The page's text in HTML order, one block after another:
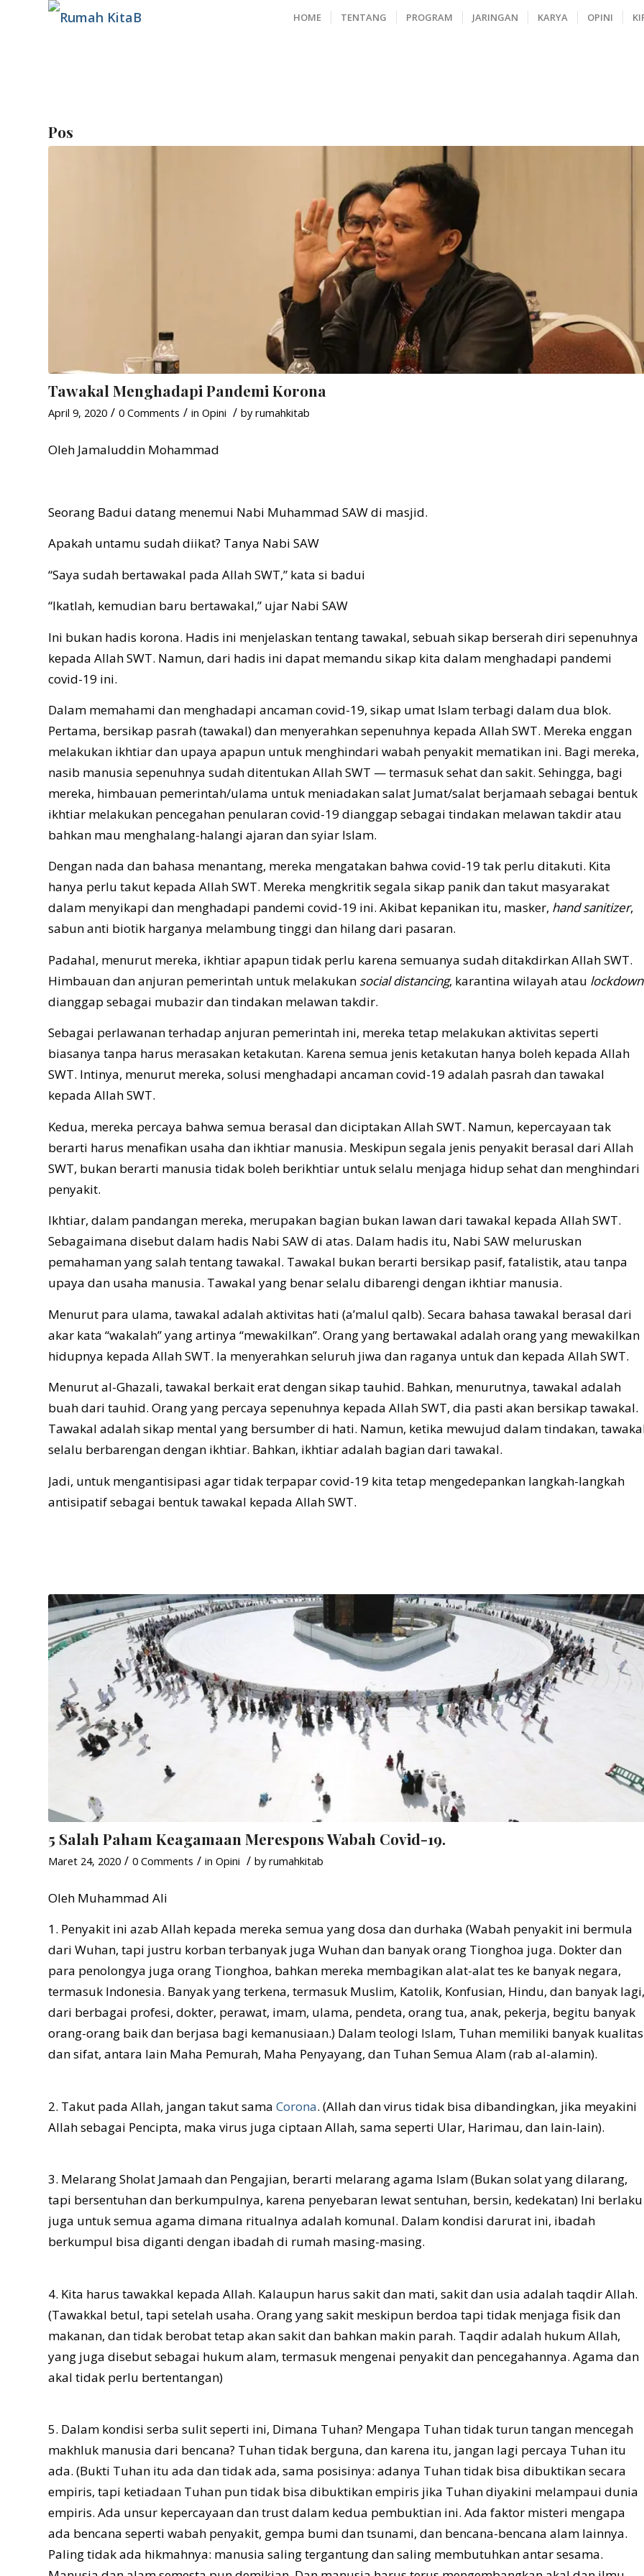
HOME TENTANG PROGRAM JARINGAN KARYA OPINI
Pos
Tawakal Menghadapi Pandemi Korona
April 9, 2020 / 0 Comments / in Opini / byrumahkitab
Oleh Jamaluddin Mohammad
Seorang Badui datang menemui Nabi Muhammad SAW di masjid.
Apakah untamu sudah diikat? Tanya Nabi SAW
“Saya sudah bertawakal pada Allah SWT,” kata si badui
“Ikatlah, kemudian baru bertawakal,” ujar Nabi SAW
Ini bukan hadis korona. Hadis ini menjelaskan tentang tawakal, sebuah sikap berserah diri sepenuhnya
kepada Allah SWT. Namun, dari hadis ini dapat memandu sikap kita dalam menghadapi pandemi
covid-19 ini.
Dalam memahami dan menghadapi ancaman covid-19, sikap umat Islam terbagi dalam dua blok.
Pertama, bersikap pasrah (tawakal) dan menyerahkan sepenuhnya kepada Allah SWT. Mereka enggan
melakukan ikhtiar dan upaya apapun untuk menghindari wabah penyakit mematikan ini. Bagi mereka,
nasib manusia sepenuhnya sudah ditentukan Allah SWT — termasuk sehat dan sakit. Sehingga, bagi
mereka, himbauan pemerintah/ulama untuk meniadakan salat Jumat/salat berjamaah sebagai bentuk
ikhtiar melakukan pencegahan penularan covid-19 dianggap sebagai tindakan melawan takdir atau
bahkan mau menghalang-halangi ajaran dan syiar Islam.
Dengan nada dan bahasa menantang, mereka mengatakan bahwa covid-19 tak perlu ditakuti. Kita
hanya perlu takut kepada Allah SWT. Mereka mengkritik segala sikap panik dan takut masyarakat
dalam menyikapi dan menghadapi pandemi covid-19 ini. Akibat kepanikan itu, masker, hand sanitizer,
sabun anti biotik harganya melambung tinggi dan hilang dari pasaran.
Padahal, menurut mereka, ikhtiar apapun tidak perlu karena semuanya sudah ditakdirkan Allah SWT.
Himbauan dan anjuran pemerintah untuk melakukan social distancing, karantina wilayah atau lockdown
dianggap sebagai mubazir dan tindakan melawan takdir.
Sebagai perlawanan terhadap anjuran pemerintah ini, mereka tetap melakukan aktivitas seperti
biasanya tanpa harus merasakan ketakutan. Karena semua jenis ketakutan hanya boleh kepada Allah
SWT. Intinya, menurut mereka, solusi menghadapi ancaman covid-19 adalah pasrah dan tawakal
kepada Allah SWT.
Kedua, mereka percaya bahwa semua berasal dan diciptakan Allah SWT. Namun, kepercayaan tak
berarti harus menafikan usaha dan ikhtiar manusia. Meskipun segala jenis penyakit berasal dari Allah
SWT, bukan berarti manusia tidak boleh berikhtiar untuk selalu menjaga hidup sehat dan menghindari
penyakit.
Ikhtiar, dalam pandangan mereka, merupakan bagian bukan lawan dari tawakal kepada Allah SWT.
Sebagaimana disebut dalam hadis Nabi SAW di atas. Dalam hadis itu, Nabi SAW meluruskan
pemahaman yang salah tentang tawakal. Tawakal bukan berarti bersikap pasif, fatalistik, atau tanpa
upaya dan usaha manusia. Tawakal yang benar selalu dibarengi dengan ikhtiar manusia.
Menurut para ulama, tawakal adalah aktivitas hati (a’malul qalb). Secara bahasa tawakal berasal dari
akar kata “wakalah” yang artinya “mewakilkan”. Orang yang bertawakal adalah orang yang mewakilkan
hidupnya kepada Allah SWT. Ia menyerahkan seluruh jiwa dan raganya untuk dan kepada Allah SWT.
Menurut al-Ghazali, tawakal berkait erat dengan sikap tauhid. Bahkan, menurutnya, tawakal adalah
buah dari tauhid. Orang yang percaya sepenuhnya kepada Allah SWT, dia pasti akan bersikap tawakal.
Tawakal adalah sikap mental yang bersumber di hati. Namun, ketika mewujud dalam tindakan,
selalu berbarengan dengan ikhtiar. Bahkan, ikhtiar adalah bagian dari tawakal.
Jadi, untuk mengantisipasi agar tidak terpapar covid-19 kita tetap mengedepankan langkah-langkah
antisipatif sebagai bentuk tawakal kepada Allah SWT.
5 Salah Paham Keagamaan Merespons Wabah Covid-19.
Maret 24, 2020 / 0 Comments / in Opini / byrumahkitab
Oleh Muhammad Ali
1. Penyakit ini azab Allah kepada mereka semua yang dosa dan durhaka (Wabah penyakit ini bermula
dari Wuhan, tapi justru korban terbanyak juga Wuhan dan banyak orang Tionghoa juga. Dokter dan
para penolongya juga orang Tionghoa, bahkan mereka membagikan alat-alat tes ke banyak negara,
termasuk Indonesia. Banyak yang terkena, termasuk Muslim, Katolik, Konfusian, Hindu, dan banyak lagi,
dari berbagai profesi, dokter, perawat, imam, ulama, pendeta, orang tua, anak, pekerja, begitu banyak
orang-orang baik dan berjasa bagi kemanusiaan.) Dalam teologi Islam, Tuhan memiliki banyak kualitas
dan sifat, antara lain Maha Pemurah, Maha Penyayang, dan Tuhan Semua Alam (rab al-alamin).
2. Takut pada Allah, jangan takut sama Corona. (Allah dan virus tidak bisa dibandingkan, jika meyakini
Allah sebagai Pencipta, maka virus juga ciptaan Allah, sama seperti Ular, Harimau, dan lain-lain).
3. Melarang Sholat Jamaah dan Pengajian, berarti melarang agama Islam (Bukan solat yang dilarang,
tapi bersentuhan dan berkumpulnya, karena penyebaran lewat sentuhan, bersin, kedekatan) Ini berlaku
juga untuk semua agama dimana ritualnya adalah komunal. Dalam kondisi darurat ini, ibadah
berkumpul bisa diganti dengan ibadah di rumah masing-masing.
4. Kita harus tawakkal kepada Allah. Kalaupun harus sakit dan mati, sakit dan usia adalah taqdir Allah.
(Tawakkal betul, tapi setelah usaha. Orang yang sakit meskipun berdoa tapi tidak menjaga fisik dan
makanan, dan tidak berobat tetap akan sakit dan bahkan makin parah. Taqdir adalah hukum Allah,
yang juga disebut sebagai hukum alam, termasuk mengenai penyakit dan pencegahannya. Agama dan
akal tidak perlu bertentangan)
5. Dalam kondisi serba sulit seperti ini, Dimana Tuhan? Mengapa Tuhan tidak turun tangan mencegah
makhluk manusia dari bencana? Tuhan tidak berguna, dan karena itu, jangan lagi percaya Tuhan itu
ada. (Bukti Tuhan itu ada dan tidak ada, sama posisinya: adanya Tuhan tidak bisa dibuktikan secara
empiris, tapi ketiadaan Tuhan pun tidak bisa dibuktikan empiris jika Tuhan diyakini melampaui dunia
empiris. Ada unsur kepercayaan dan trust dalam kedua pembuktian ini. Ada faktor misteri mengapa
ada bencana seperti wabah penyakit, gempa bumi dan tsunami, dan bencana-bencana alam lainnya.
Paling tidak ada hikmahnya: manusia saling tergantung dan saling membutuhkan antar sesama.